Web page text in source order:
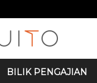
BILIK PENGAJIAN